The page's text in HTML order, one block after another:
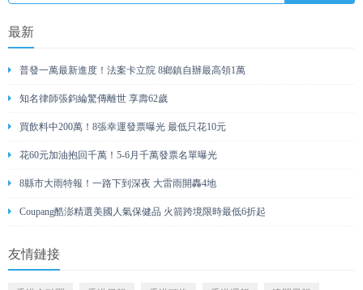
最新
普發一萬最新進度！法案卡立院 8鄉鎮自辦最高領1萬
知名律師張鈞綸驚傳離世 享壽62歲
買飲料中200萬！8張幸運發票曝光 最低只花10元
花60元加油抱回千萬！5-6月千萬發票名單曝光
8縣市大雨特報！一路下到深夜 大雷雨開轟4地
Coupang酷澎精選美國人氣保健品 火箭跨境限時最低6折起
友情鏈接